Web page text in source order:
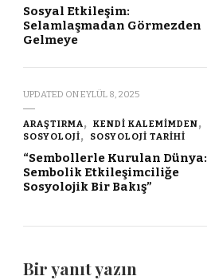
Sosyal Etkileşim:
Selamlaşmadan Görmezden
Gelmeye
UPDATED ONEYLÜL 8, 2025
ARAŞTIRMA
KENDI KALEMIMDEN
SOSYOLOJI
SOSYOLOJI TARIHI
“Sembollerle Kurulan Dünya:
Sembolik Etkileşimciliğe
Sosyolojik Bir Bakış”
Bir yanıt yazın